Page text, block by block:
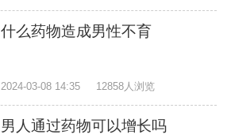
什么药物造成男性不育
2024-03-08 14:35 12858人浏览
男人通过药物可以增长吗